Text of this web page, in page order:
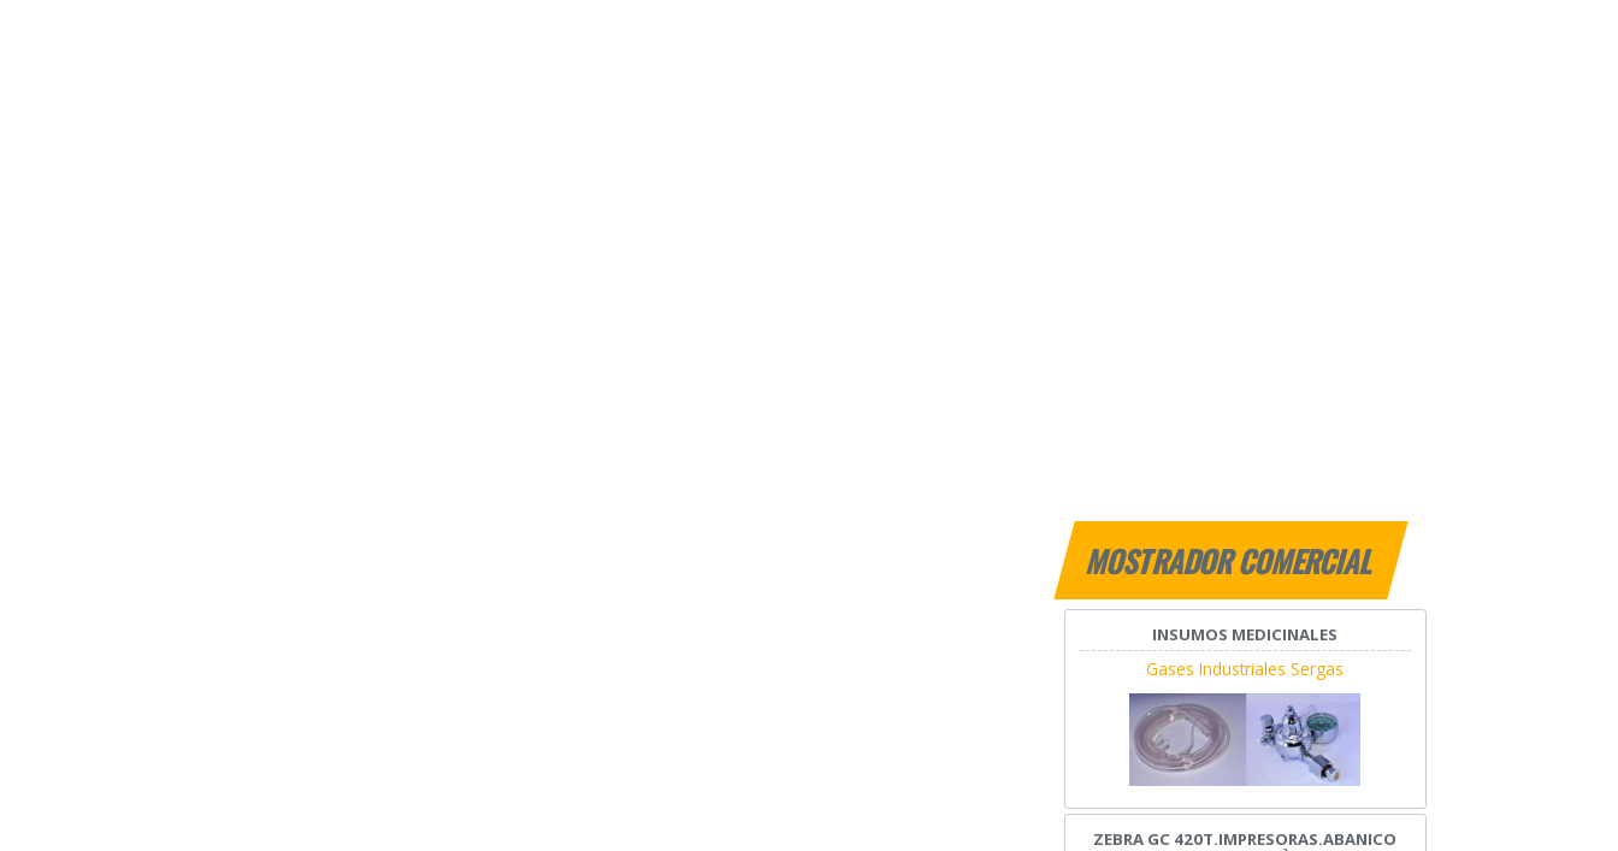
MOSTRADOR COMERCIAL
INSUMOS MEDICINALES
Gases Industriales Sergas
ZEBRA GC 420T.IMPRESORAS.ABANICO